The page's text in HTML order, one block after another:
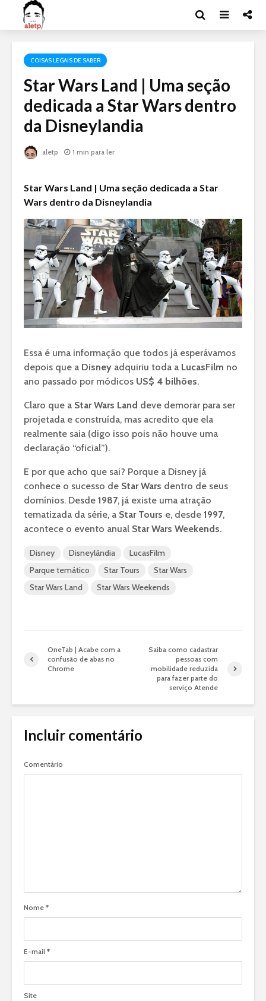
COISAS LEGAIS DE SABER
Star Wars Land | Uma seção
dedicada a Star Wars dentro
da Disneylandia
aletp 1 min para ler
Star Wars Land | Uma seção dedicada a Star
Wars dentro da Disneylandia
Essa é uma informação que todos já esperávamos
depois que a Disney adquiriu toda a LucasFilm no
ano passado por módicos US$ 4 bilhões.
Claro que a Star Wars Land deve demorar para ser
projetada e construída, mas acredito que ela
realmente saia (digo isso pois não houve uma
declaração “oficial”).
E por que acho que sai? Porque a Disney já
conhece o sucesso de Star Wars dentro de seus
domínios. Desde 1987, já existe uma atração
tematizada da série, a Star Tours e, desde 1997,
acontece o evento anual Star Wars Weekends.
Disney Disneylândia
LucasFilm
Parque temático
Star Tours
Star Wars
Star Wars Land
Star Wars Weekends
OneTab | Acabe com a
confusão de abas no
Chrome
Saiba como cadastrar
pessoas com
mobilidade reduzida
para fazer parte do
serviço Atende
Incluir comentário
Comentário
Nome *
E-mail *
Site